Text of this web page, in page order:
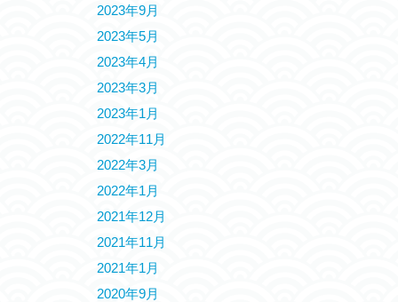
2023年9月
2023年5月
2023年4月
2023年3月
2023年1月
2022年11月
2022年3月
2022年1月
2021年12月
2021年11月
2021年1月
2020年9月